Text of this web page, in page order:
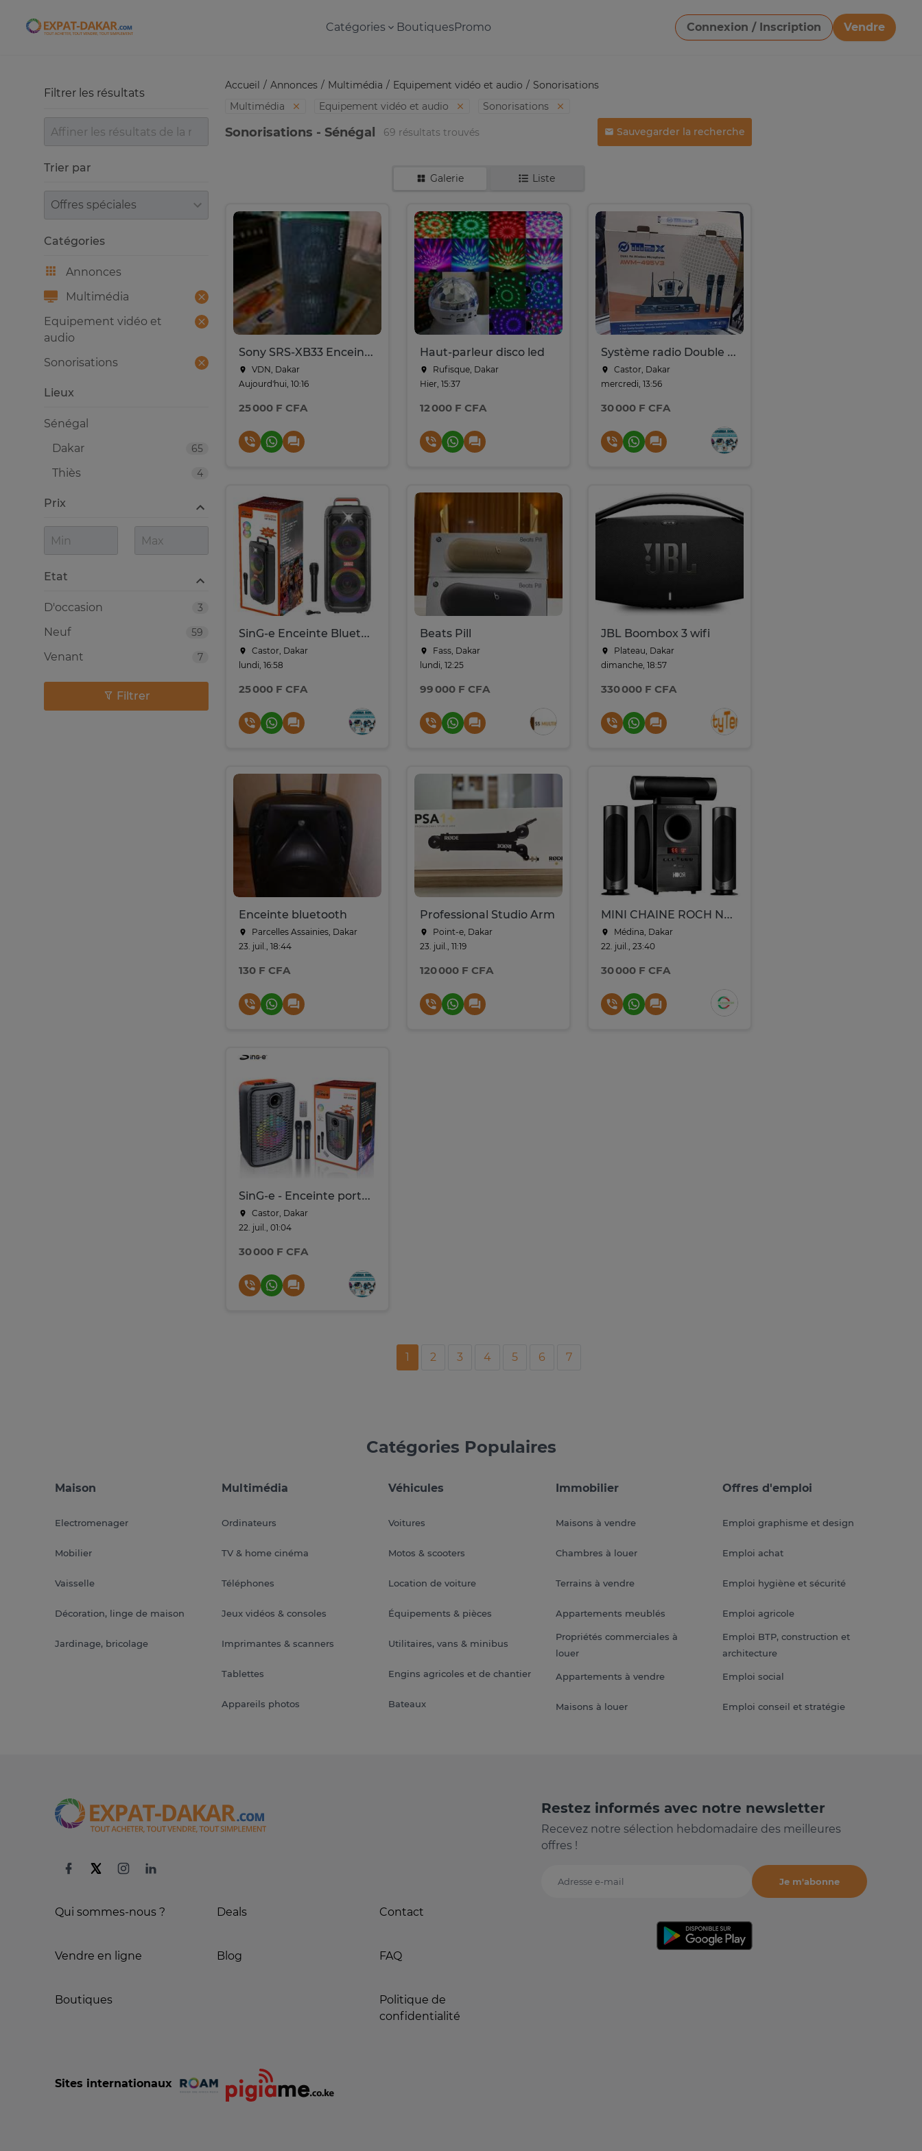
Expat-Dakar Catégories BoutiquesPromo Connexion / Inscription
Vendre
Télécharger une image
Accueil Annonces Multimédia Equipement vidéo et audio
Sonorisations
Multimédia
Equipement vidéo et audio Sonorisations
Sonorisations - Sénégal 69 résultats trouvés Sauvegarder la recherche
Galerie Liste
Sony SRS-XB33 Enceinte bluetooth portable
VDN, Dakar
Aujourd'hui, 10:16
25 000 F CFA
Haut-parleur disco led
Rufisque, Dakar
Hier, 15:37
12 000 F CFA
Système radio Double Micro Sans Fil VHF | OMAX AWM-495V3
Castor, Dakar
mercredi, 13:56
30 000 F CFA
SinG-e Enceinte Bluetooth RGB portable ZQS-42113
Castor, Dakar
lundi, 16:58
25 000 F CFA
Beats Pill
Fass, Dakar
lundi, 12:25
99 000 F CFA
JBL Boombox 3 wifi
Plateau, Dakar
dimanche, 18:57
330 000 F CFA
Enceinte bluetooth
Parcelles Assainies, Dakar
23. juil., 18:44
130 F CFA
Professional Studio Arm
Point-e, Dakar
23. juil., 11:19
120 000 F CFA
MINI CHAINE ROCH NOIR RSPK903
Médina, Dakar
22. juil., 23:40
30 000 F CFA
SinG-e - Enceinte portable sans fil avec 2 microphones
Castor, Dakar
22. juil., 01:04
30 000 F CFA
1 2 3 4 5 6 7
Filtrer les résultats
Trier par
Trier par
Catégories
Annonces
Multimédia
Equipement vidéo et
audio
Sonorisations
Lieux
Sénégal
65
Dakar
4
Thiès
Prix
Etat
3
D'occasion
59
Neuf
7
Venant
Filtrer
Catégories Populaires
Maison
Electromenager
Mobilier
Vaisselle
Décoration, linge de maison
Jardinage, bricolage
Multimédia
Ordinateurs
TV & home cinéma
Téléphones
Jeux vidéos & consoles
Imprimantes & scanners
Tablettes
Appareils photos
Véhicules
Voitures
Motos & scooters
Location de voiture
Équipements & pièces
Utilitaires, vans & minibus
Engins agricoles et de chantier
Bateaux
Immobilier
Maisons à vendre
Chambres à louer
Terrains à vendre
Appartements meublés
Propriétés commerciales à
louer
Appartements à vendre
Maisons à louer
Offres d'emploi
Emploi graphisme et design
Emploi achat
Emploi hygiène et sécurité
Emploi agricole
Emploi BTP, construction et
architecture
Emploi social
Emploi conseil et stratégie
Qui sommes-nous ?
Vendre en ligne
Boutiques
Deals
Blog
Contact
FAQ
Politique de
confidentialité
Restez informés avec notre newsletter
Recevez notre sélection hebdomadaire des meilleures
offres !
Adresse e-mail
Je m'abonne
Sites internationaux